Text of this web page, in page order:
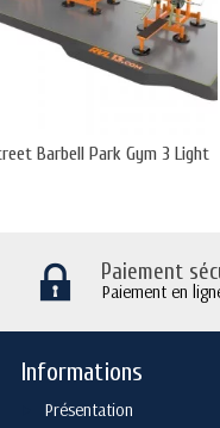
Barbell Park Gym 3 Light
Paiement
Paiement en
Informations
Présentation